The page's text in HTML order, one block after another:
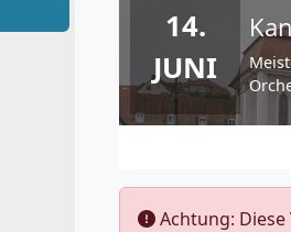
14.
JUNI
Achtung: